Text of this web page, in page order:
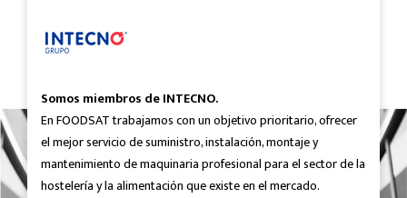
Somos miembros de INTECNO.
En FOODSAT trabajamos con un objetivo prioritario, ofrecer
el mejor servicio de suministro, instalación, montaje y
mantenimiento de maquinaria profesional para el sector de la
hostelería y la alimentación que existe en el mercado.